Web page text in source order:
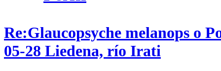
Re:Glaucopsyche melanops o
05-28 Liedena, río Irati